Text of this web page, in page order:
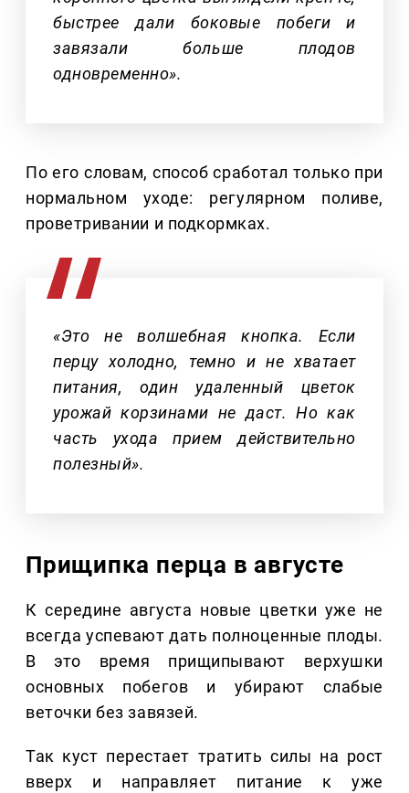
быстрее дали боковые побеги и
завязали больше плодов
одновременно».
По его словам, способ сработал только при
нормальном уходе: регулярном поливе,
проветривании и подкормках.
«Это не волшебная кнопка. Если
перцу холодно, темно и не хватает
питания, один удаленный цветок
урожай корзинами не даст. Но как
часть ухода прием действительно
полезный».
Прищипка перца в августе
К середине августа новые цветки уже не
всегда успевают дать полноценные плоды.
В это время прищипывают верхушки
основных побегов и убирают слабые
веточки без завязей.
Так куст перестает тратить силы на рост
вверх и направляет питание к уже